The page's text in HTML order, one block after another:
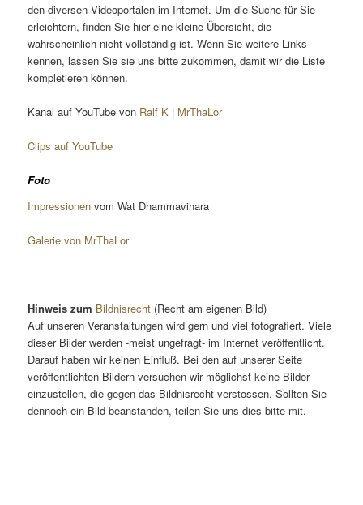
den diversen Videoportalen im Internet. Um die Suche für Sie
erleichtern, finden Sie hier eine kleine Übersicht, die
wahrscheinlich nicht vollständig ist. Wenn Sie weitere Links
kennen, lassen Sie sie uns bitte zukommen, damit wir die Liste
kompletieren können.
Kanal auf YouTube von Ralf K | MrThaLor
Clips auf YouTube
Foto
Impressionen vom Wat Dhammavihara
Galerie von MrThaLor
Hinweis zum Bildnisrecht (Recht am eigenen Bild)
Auf unseren Veranstaltungen wird gern und viel fotografiert. Viele
dieser Bilder werden -meist ungefragt- im Internet veröffentlicht.
Darauf haben wir keinen Einfluß. Bei den auf unserer Seite
veröffentlichten Bildern versuchen wir möglichst keine Bilder
einzustellen, die gegen das Bildnisrecht verstossen. Sollten Sie
dennoch ein Bild beanstanden, teilen Sie uns dies bitte mit.